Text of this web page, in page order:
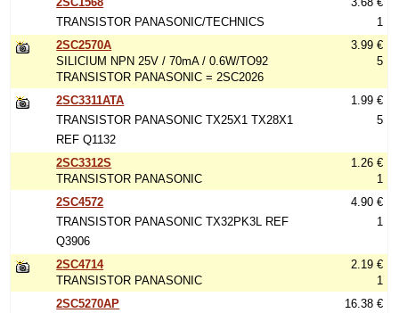
TRANSISTOR PANASONIC/TECHNICS
1
2SC2570A
SILICIUM NPN 25V / 70mA / 0.6W/TO92
TRANSISTOR PANASONIC = 2SC2026
3.99 €
5
2SC3311ATA
TRANSISTOR PANASONIC TX25X1 TX28X1
REF Q1132
1.99 €
5
2SC3312S
TRANSISTOR PANASONIC
1.26 €
1
2SC4572
TRANSISTOR PANASONIC TX32PK3L REF
Q3906
4.90 €
1
2SC4714
TRANSISTOR PANASONIC
2.19 €
1
2SC5270AP
16.38 €